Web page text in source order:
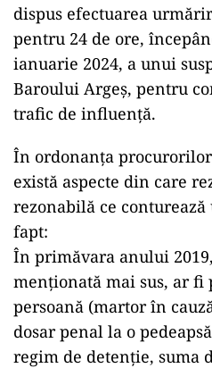
dispus efectuarea
pentru 24 de ore,
ianuarie 2024, a unui
Baroului Argeș, pentru
trafic de influență.
În ordonanța
există aspecte din care
rezonabilă ce conturează
fapt:
În primăvara anului
menționată mai sus, ar fi
persoană (martor în
dosar penal la o
regim de detenție, suma